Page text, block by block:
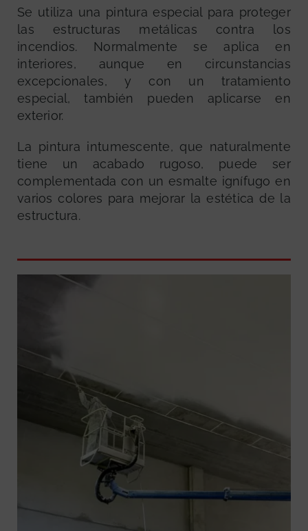
Se utiliza una pintura especial para proteger
las estructuras metálicas contra los
incendios. Normalmente se aplica en
interiores, aunque en circunstancias
excepcionales, y con un tratamiento
especial, también pueden aplicarse en
exterior.
La pintura intumescente, que naturalmente
tiene un acabado rugoso, puede ser
complementada con un esmalte ignífugo en
varios colores para mejorar la estética de la
estructura.